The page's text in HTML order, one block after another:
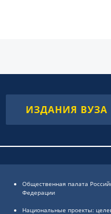
ИЗДАНИЯ ВУЗА
Общественная палата
Федерации
Национальные проекты: